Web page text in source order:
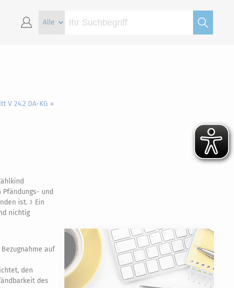
V 24.2 DA-KG »
Pfändungs- und
ist. 3 Ein
nichtig
auf
den
des